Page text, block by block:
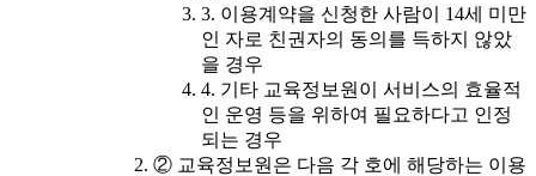
3. 이용계약을 신청한 사람이 14세 미만
인 자로 친권자의 동의를 득하지 않았
을 경우
4. 기타 교육정보원이 서비스의 효율적
인 운영 등을 위하여 필요하다고 인정
되는 경우
② 교육정보원은 다음 각 호에 해당하는 이용